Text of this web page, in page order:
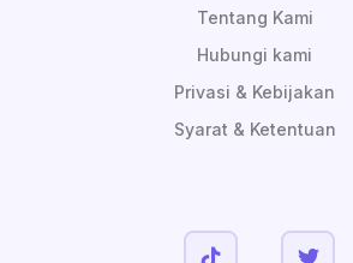
Tentang Kami
Hubungi kami
Privasi & Kebijakan
Syarat & Ketentuan